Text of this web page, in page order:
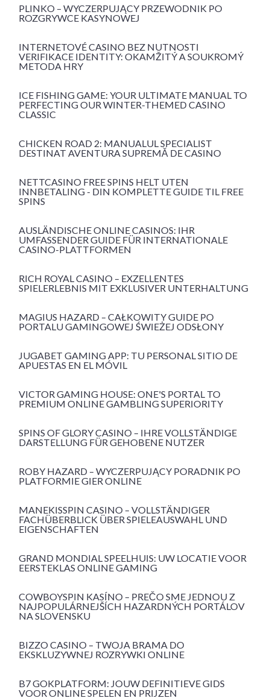
PLINKO – WYCZERPUJĄCY PRZEWODNIK PO
ROZGRYWCE KASYNOWEJ
INTERNETOVÉ CASINO BEZ NUTNOSTI
VERIFIKACE IDENTITY: OKAMŽITÝ A SOUKROMÝ
METODA HRY
ICE FISHING GAME: YOUR ULTIMATE MANUAL TO
PERFECTING OUR WINTER-THEMED CASINO
CLASSIC
CHICKEN ROAD 2: MANUALUL SPECIALIST
DESTINAT AVENTURA SUPREMĂ DE CASINO
NETTCASINO FREE SPINS HELT UTEN
INNBETALING - DIN KOMPLETTE GUIDE TIL FREE
SPINS
AUSLÄNDISCHE ONLINE CASINOS: IHR
UMFASSENDER GUIDE FÜR INTERNATIONALE
CASINO-PLATTFORMEN
RICH ROYAL CASINO – EXZELLENTES
SPIELERLEBNIS MIT EXKLUSIVER UNTERHALTUNG
MAGIUS HAZARD – CAŁKOWITY GUIDE PO
PORTALU GAMINGOWEJ ŚWIEŻEJ ODSŁONY
JUGABET GAMING APP: TU PERSONAL SITIO DE
APUESTAS EN EL MÓVIL
VICTOR GAMING HOUSE: ONE'S PORTAL TO
PREMIUM ONLINE GAMBLING SUPERIORITY
SPINS OF GLORY CASINO – IHRE VOLLSTÄNDIGE
DARSTELLUNG FÜR GEHOBENE NUTZER
ROBY HAZARD – WYCZERPUJĄCY PORADNIK PO
PLATFORMIE GIER ONLINE
MANEKISSPIN CASINO – VOLLSTÄNDIGER
FACHÜBERBLICK ÜBER SPIELEAUSWAHL UND
EIGENSCHAFTEN
GRAND MONDIAL SPEELHUIS: UW LOCATIE VOOR
EERSTEKLAS ONLINE GAMING
COWBOYSPIN KASÍNO – PREČO SME JEDNOU Z
NAJPOPULÁRNEJŠÍCH HAZARDNÝCH PORTÁLOV
NA SLOVENSKU
BIZZO CASINO – TWOJA BRAMA DO
EKSKLUZYWNEJ ROZRYWKI ONLINE
B7 GOKPLATFORM: JOUW DEFINITIEVE GIDS
VOOR ONLINE SPELEN EN PRIJZEN